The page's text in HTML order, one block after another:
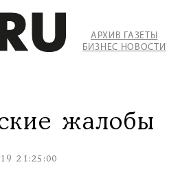
АРХИВ ГАЗЕТЫ
БИЗНЕС НОВОСТИ
жалобы
21:25:00